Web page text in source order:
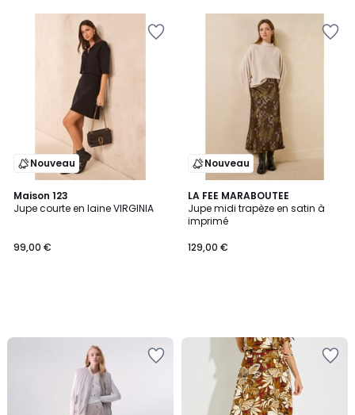
Nouveau
Maison 123
Jupe courte en laine VIRGINIA
99,00 €
Nouveau
LA FEE MARABOUTEE
Jupe midi trapèze en satin à
imprimé
129,00 €